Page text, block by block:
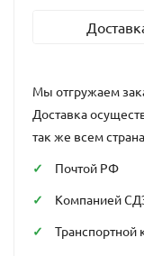
Мы отгружаем
Доставка
так же всем
Почтой РФ
Компанией